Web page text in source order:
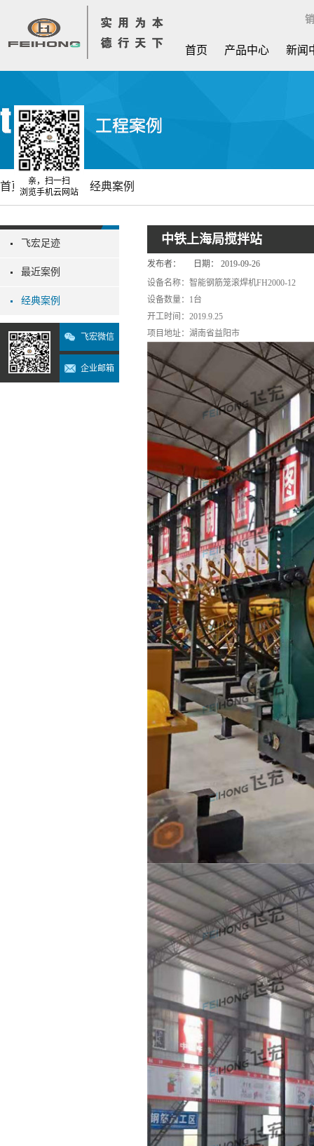
首页 产品中心 新闻
飞宏足迹
最近案例
经典案例
飞宏微信
企业邮箱
首页 工程案例 经典案例
中铁上海局搅拌站
发布者： 日期：
2019-09-26
设备名称：智能钢筋笼滚焊机FH2000-12
设备数量：1台
开工时间：2019.9.25
项目地址：湖南省益阳市
亲，扫一扫
浏览手机云网站